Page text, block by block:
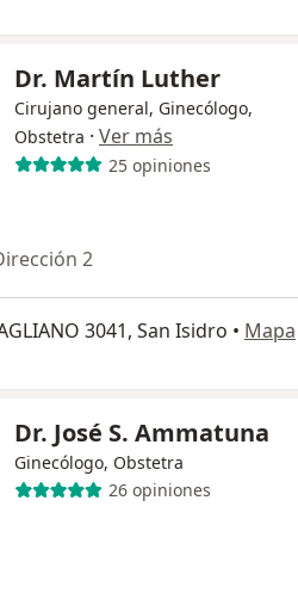
Dr. Martín Luther
Cirujano general, Ginecólogo,
Obstetra · Ver más
25 opiniones
2
3041, San Isidro • Mapa
Dr. José S. Ammatuna
Ginecólogo, Obstetra
26 opiniones